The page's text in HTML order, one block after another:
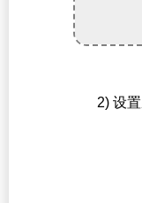
2) 设